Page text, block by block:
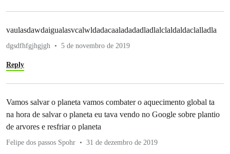
vaulasdawdaigualasvcalwldadacaaladadadladlalclaldaldaclalladla
dgsdfhfgjhgjgh 5 de novembro de 2019
Reply
Vamos salvar o planeta vamos combater o aquecimento global ta
na hora de salvar o planeta eu tava vendo no Google sobre plantio
de arvores e resfriar o planeta
Felipe dos passos Spohr 31 de dezembro de 2019